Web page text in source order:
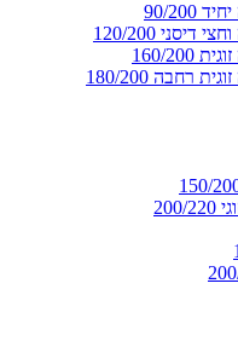
200
120/200
200
רחבה 180/200